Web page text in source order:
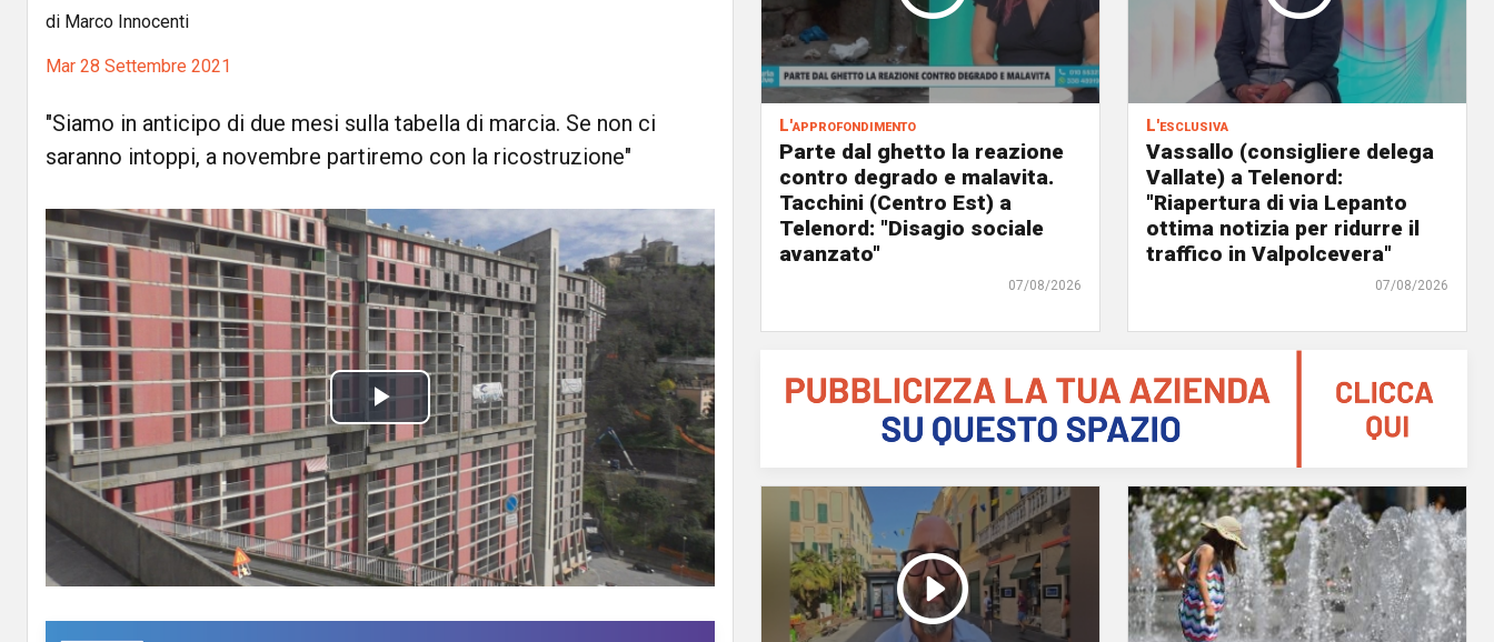
di Marco Innocenti
Mar 28 Settembre 2021
"Siamo in anticipo di due mesi sulla tabella di marcia. Se non ci
saranno intoppi, a novembre partiremo con la ricostruzione"
P
l
a
y
V
L'approfondimento
Parte dal ghetto la reazione
contro degrado e malavita.
Tacchini (Centro Est) a
Telenord: "Disagio sociale
avanzato"
07/08/2026
L'esclusiva
Vassallo (consigliere delega
Vallate) a Telenord:
"Riapertura di via Lepanto
ottima notizia per ridurre il
traffico in Valpolcevera"
07/08/2026